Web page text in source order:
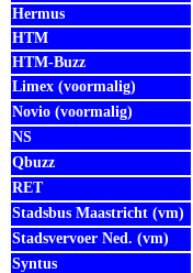
Hermus
HTM
HTM-Buzz
Limex (voormalig)
Novio (voormalig)
NS
Qbuzz
RET
Stadsbus Maastricht (vm)
Stadsvervoer Ned. (vm)
Syntus